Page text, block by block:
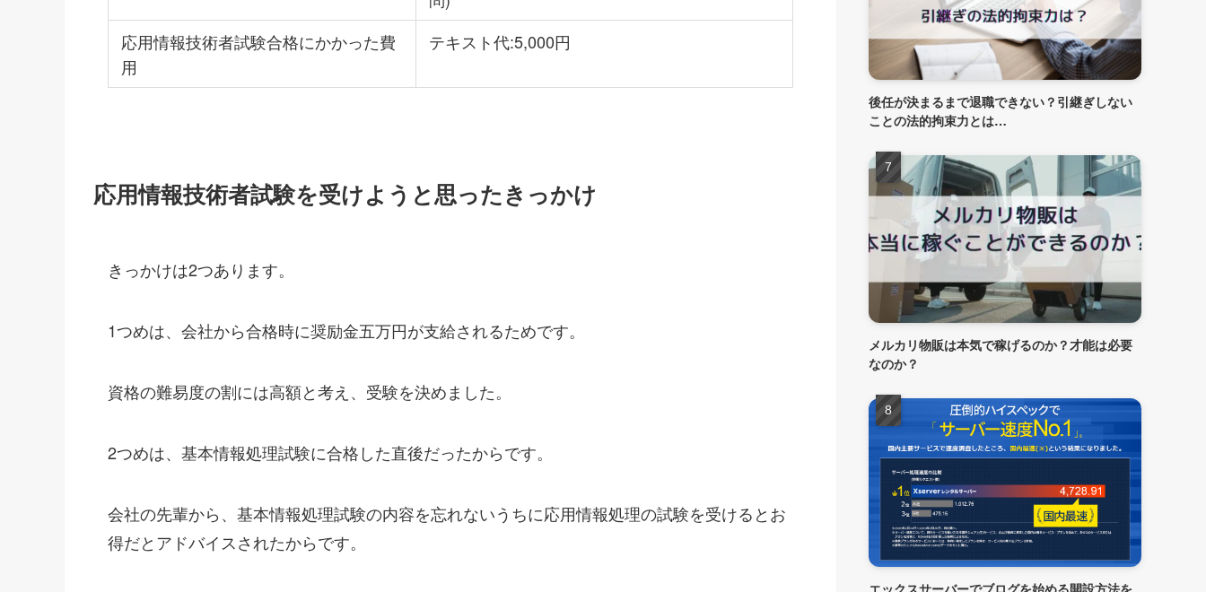
応用情報技術者試験合格にかかった費
用
テキスト代:5,000円
応用情報技術者試験を受けようと思ったきっかけ
きっかけは2つあります。
1つめは、会社から合格時に奨励金五万円が支給されるためです。
資格の難易度の割には高額と考え、受験を決めました。
2つめは、基本情報処理試験に合格した直後だったからです。
会社の先輩から、基本情報処理試験の内容を忘れないうちに応用情報処理の試験を受けるとお
得だとアドバイスされたからです。
後任が決まるまで退職できない？引継ぎしない
ことの法的拘束力とは…
メルカリ物販は本気で稼げるのか？才能は必要
なのか？